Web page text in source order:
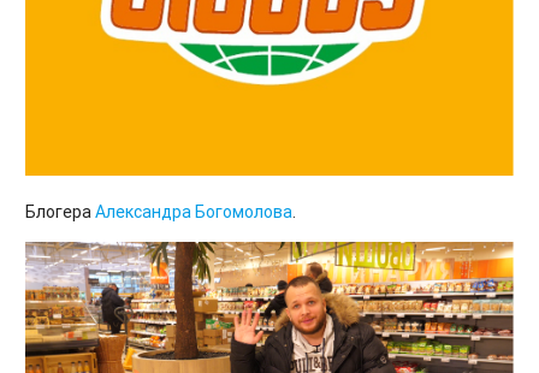
БлогераАлександра Богомолова.